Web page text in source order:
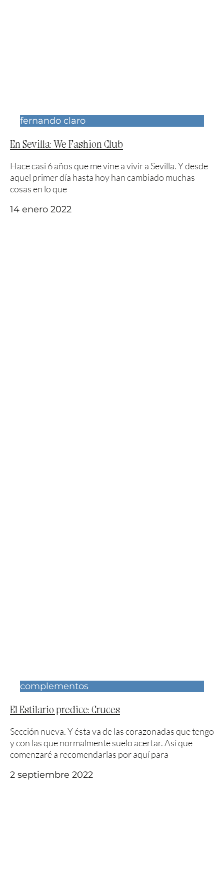
fernando claro
En Sevilla: We Fashion Club
Hace casi 6 años que me vine a vivir a Sevilla. Y desde
aquel primer día hasta hoy han cambiado muchas
cosas en lo que
14 enero 2022
complementos
El Estilario predice: Cruces
Sección nueva. Y ésta va de las corazonadas que tengo
y con las que normalmente suelo acertar. Así que
comenzaré a recomendarlas por aquí para
2 septiembre 2022